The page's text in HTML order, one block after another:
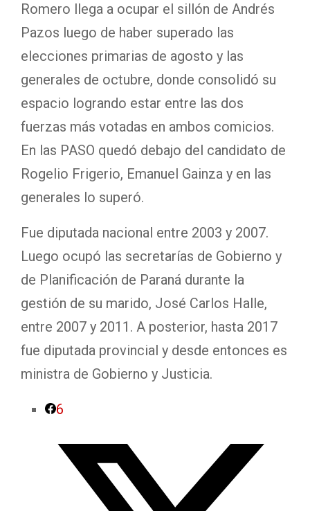
Romero llega a ocupar el sillón de Andrés
Pazos luego de haber superado las
elecciones primarias de agosto y las
generales de octubre, donde consolidó su
espacio logrando estar entre las dos
fuerzas más votadas en ambos comicios.
En las PASO quedó debajo del candidato de
Rogelio Frigerio, Emanuel Gainza y en las
generales lo superó.
Fue diputada nacional entre 2003 y 2007.
Luego ocupó las secretarías de Gobierno y
de Planificación de Paraná durante la
gestión de su marido, José Carlos Halle,
entre 2007 y 2011. A posterior, hasta 2017
fue diputada provincial y desde entonces es
ministra de Gobierno y Justicia.
6